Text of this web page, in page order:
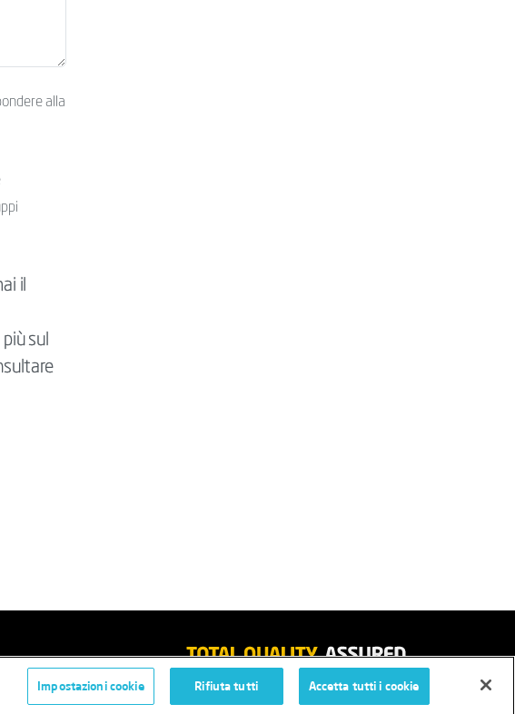
alla
il
sul
Impostazioni cookie Rifiuta tutti Accetta tutti i cookie